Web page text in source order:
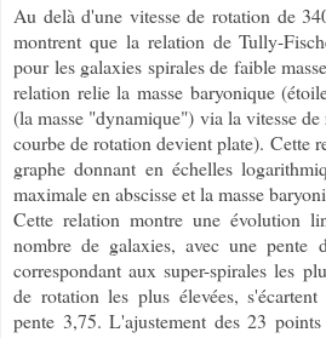
Au delà d'une vitesse de rotation de
montrent que la relation de Tully-
pour les galaxies spirales de faible
relation relie la masse baryonique
(la masse "dynamique") via la vitesse
courbe de rotation devient plate). Cette
graphe donnant en échelles
maximale en abscisse et la masse
Cette relation montre une évolution
nombre de galaxies, avec une
correspondant aux super-spirales les
de rotation les plus élevées,
pente 3,75. L'ajustement des 23